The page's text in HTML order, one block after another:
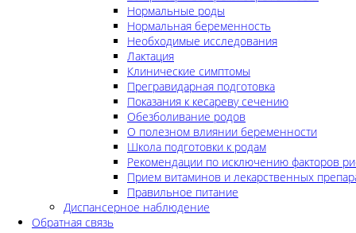
Нормальные роды
Нормальная беременность
Необходимые исследования
Лактация
Клинические симптомы
Прегравидарная подготовка
Показания к кесареву сечению
Обезболивание родов
О полезном влиянии беременности
Школа подготовки к родам
Рекомендации по исключению факторов
Прием витаминов и лекарственных
Правильное питание
Диспансерное наблюдение
Обратная связь